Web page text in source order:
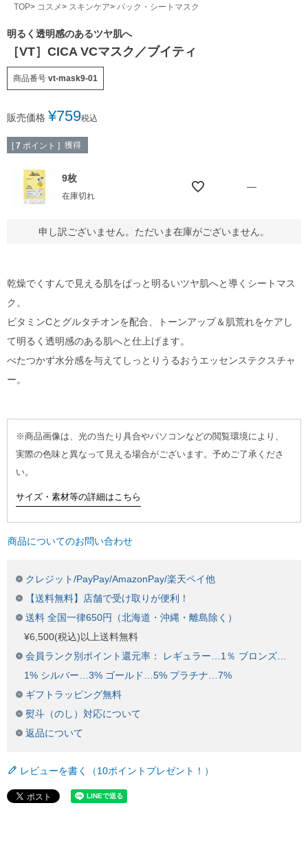
TOP コスメ スキンケア パック・シートマスク
明るく透明感のあるツヤ肌へ
［VT］CICA VCマスク／ブイティ
商品番号 vt-mask9-01
販売価格 ¥759税込
[ 7 ポイント ] 獲得
9枚
在庫切れ
—
申し訳ございません。ただいま在庫がございません。
乾燥でくすんで見える肌をぱっと明るいツヤ肌へと導くシートマス
ク。
ビタミンCとグルタチオンを配合、トーンアップ＆肌荒れをケアし
て明るく透明感のある肌へと仕上げます。
べたつかず水分感を与えてしっとりうるおうエッセンステクスチャ
ー。
※商品画像は、光の当たり具合やパソコンなどの閲覧環境により、
実際の色味と異なって見える場合がございます。予めご了承くださ
い。
サイズ・素材等の詳細はこちら
商品についてのお問い合わせ
クレジット/PayPay/AmazonPay/楽天ペイ他
【送料無料】店舗で受け取りが便利！
送料 全国一律650円（北海道・沖縄・離島除く）
¥6,500(税込)以上送料無料
会員ランク別ポイント還元率： レギュラー…1％ ブロンズ…
1% シルバー…3% ゴールド…5% プラチナ…7%
ギフトラッピング無料
熨斗（のし）対応について
返品について
レビューを書く（10ポイントプレゼント！）